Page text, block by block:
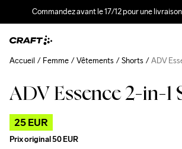
Commandez avant le 17/12 pour une
ADV Essence 2-in-1
25 EUR
Prix original50 EUR
Accueil Femme Vêtements Shorts ADV
Outlet